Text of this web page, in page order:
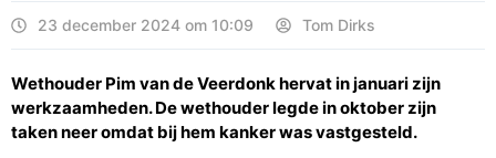
23 december 2024 om 10:09 Tom Dirks
Wethouder Pim van de Veerdonk hervat in januari zijn
werkzaamheden. De wethouder legde in oktober zijn
taken neer omdat bij hem kanker was vastgesteld.